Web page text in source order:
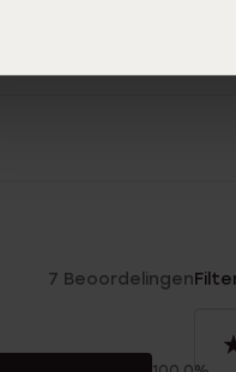
7 Beoordelingen